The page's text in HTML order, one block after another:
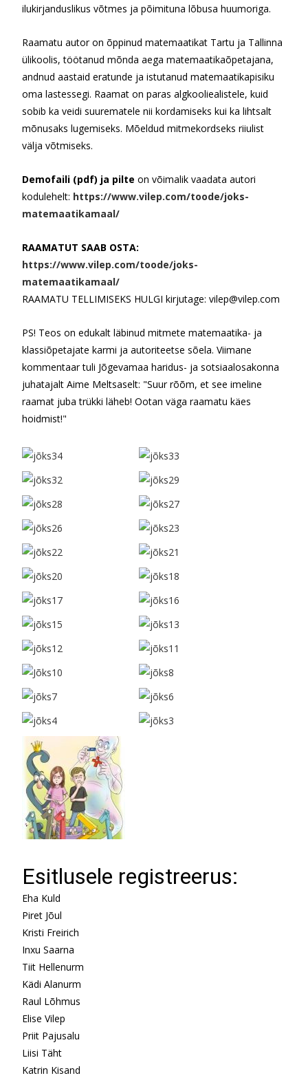
ilukirjanduslikus võtmes ja põimituna lõbusa huumoriga.
Raamatu autor on õppinud matemaatikat Tartu ja Tallinna
ülikoolis, töötanud mõnda aega matemaatikaõpetajana,
andnud aastaid eratunde ja istutanud matemaatikapisiku
oma lastessegi. Raamat on paras algkooliealistele, kuid
sobib ka veidi suurematele nii kordamiseks kui ka lihtsalt
mõnusaks lugemiseks. Mõeldud mitmekordseks riiulist
välja võtmiseks.
Demofaili (pdf) ja pilte on võimalik vaadata autori
kodulehelt: https://www.vilep.com/toode/joks-
matemaatikamaal/
RAAMATUT SAAB OSTA:
https://www.vilep.com/toode/joks-
matemaatikamaal/
RAAMATU TELLIMISEKS HULGI kirjutage: vilep@vilep.com
PS! Teos on edukalt läbinud mitmete matemaatika- ja
klassiõpetajate karmi ja autoriteetse sõela. Viimane
kommentaar tuli Jõgevamaa haridus- ja sotsiaalosakonna
juhatajalt Aime Meltsaselt: "Suur rõõm, et see imeline
raamat juba trükki läheb! Ootan väga raamatu käes
hoidmist!"
Esitlusele registreerus:
Eha Kuld
Piret Jõul
Kristi Freirich
Inxu Saarna
Tiit Hellenurm
Kädi Alanurm
Raul Lõhmus
Elise Vilep
Priit Pajusalu
Liisi Täht
Katrin Kisand